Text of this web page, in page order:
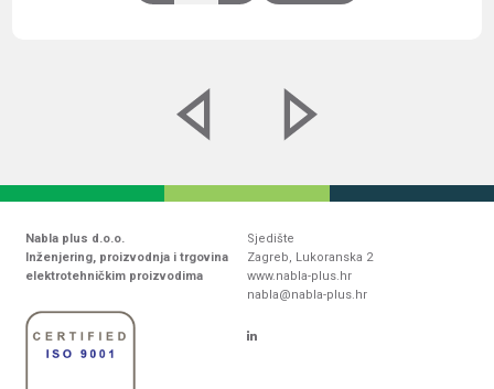
Nabla plus d.o.o.
Inženjering, proizvodnja i trgovina
elektrotehničkim proizvodima
Sjedište
Zagreb, Lukoranska 2
www.nabla-plus.hr
nabla@nabla-plus.hr